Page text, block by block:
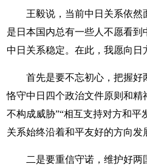
王毅说，当前中日关系依然
是日本国内总有一些人不愿看到
中日关系稳定。在此，我愿向日
首先是要不忘初心，把握
恪守中日四个政治文件原则和精
不构成威胁”“相互支持对方和平
关系始终沿着和平友好的方向发
二是要重信守诺，维护好两